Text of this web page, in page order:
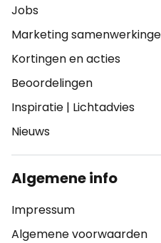
Jobs
Marketing
Kortingen en acties
Beoordelingen
Inspiratie | Lichtadvies
Nieuws
Algemene info
Impressum
Algemene voorwaarden